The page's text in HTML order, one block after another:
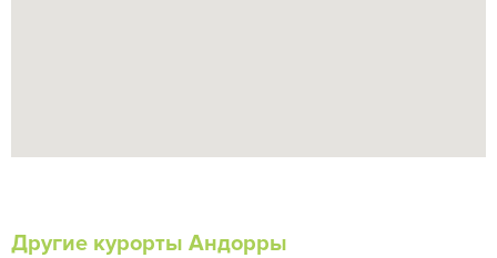
Другие курорты Андорры